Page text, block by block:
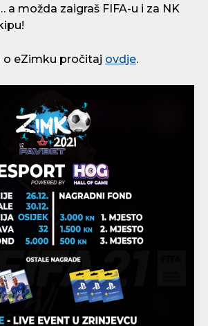
a možda zaigraš FIFA-u i za NK
o eZimku pročitaj ovdje.